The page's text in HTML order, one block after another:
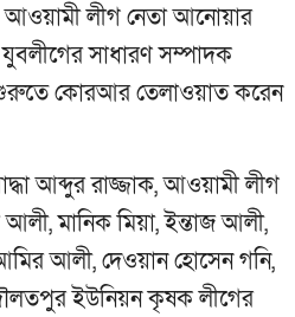
লীগ নেতা আনোয়ার
সাধারণ সম্পাদক
কোরআর তেলাওয়াত করেন
আব্দুর রাজ্জাক, আওয়ামী লীগ
মানিক মিয়া, ইন্তাজ আলী,
আলী, দেওয়ান হোসেন গনি,
ইউনিয়ন কৃষক লীগের